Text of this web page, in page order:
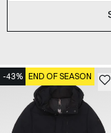
-43% END OF SEASON